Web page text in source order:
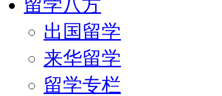
留学八方
出国留学
来华留学
留学专栏